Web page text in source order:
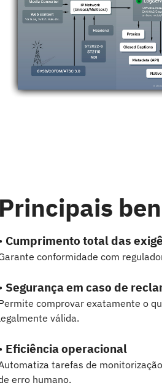
Principais
Cumprimento total das
conformidade com
Segurança em caso de
comprovar exatamente o
válida.
Eficiência operacional
tarefas de
erro humano.